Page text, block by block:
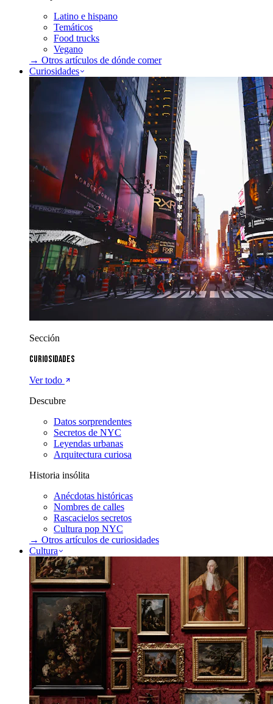
Latino e hispano
Temáticos
Food trucks
Vegano
→ Otros artículos de dónde comer
Curiosidades
Sección
Curiosidades
Ver todo
Descubre
Datos sorprendentes
Secretos de NYC
Leyendas urbanas
Arquitectura curiosa
Historia insólita
Anécdotas históricas
Nombres de calles
Rascacielos secretos
Cultura pop NYC
→ Otros artículos de curiosidades
Cultura